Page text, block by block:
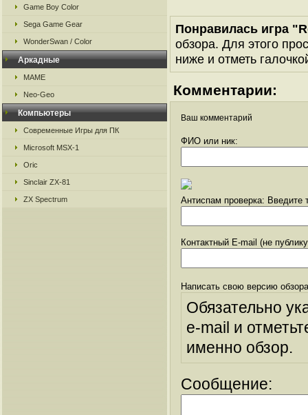
Game Boy Color
Sega Game Gear
WonderSwan / Color
Аркадные
MAME
Neo-Geo
Компьютеры
Современные Игры для ПК
Microsoft MSX-1
Oric
Sinclair ZX-81
ZX Spectrum
Понравилась игра
обзора. Для этого
ниже и отметь
Комментарии:
Ваш комментарий
ФИО или ник:
Антиспам проверка: Введите
Контактный E-mail (не
Написать свою версию
Обязательно
e-mail и
именно обзор.
Сообщение: